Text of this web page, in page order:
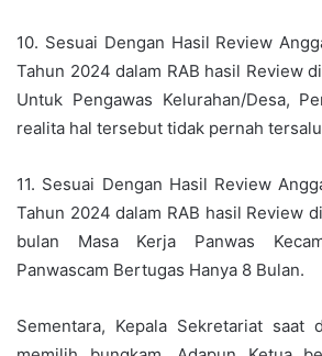
10. Sesuai Dengan Hasil Review
Tahun 2024 dalam RAB hasil Review
Untuk Pengawas Kelurahan/Desa,
realita hal tersebut tidak pernah
11. Sesuai Dengan Hasil Review
Tahun 2024 dalam RAB hasil Review
bulan Masa Kerja Panwas
Panwascam Bertugas Hanya 8 Bulan.
Sementara, Kepala Sekretariat saat